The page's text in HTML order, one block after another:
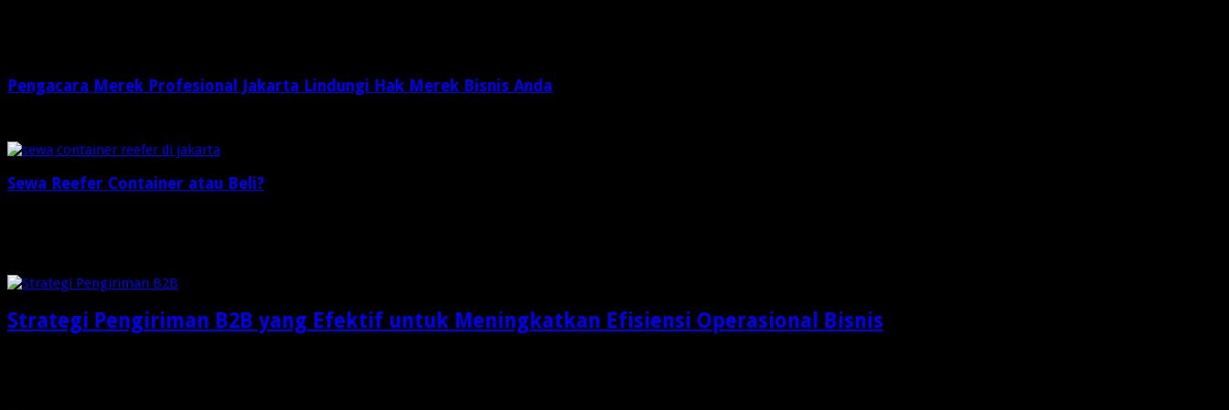
Pengacara Merek Profesional Jakarta Lindungi Hak Merek Bisnis Anda
Sewa Reefer Container atau Beli?
Strategi Pengiriman B2B yang Efektif untuk Meningkatkan Efisiensi Operasional Bisnis